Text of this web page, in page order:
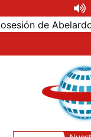
de Abelardo